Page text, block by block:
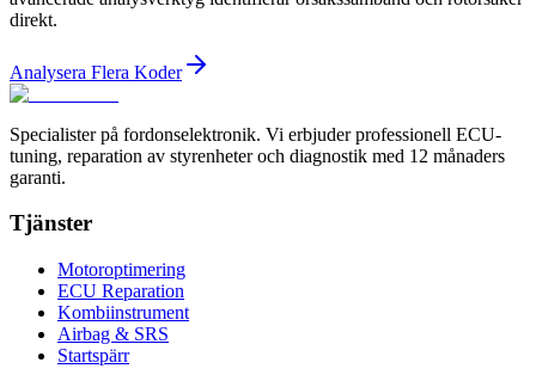
direkt.
Analysera Flera Koder
Specialister på fordonselektronik. Vi erbjuder professionell ECU-
tuning, reparation av styrenheter och diagnostik med 12 månaders
garanti.
Tjänster
Motoroptimering
ECU Reparation
Kombiinstrument
Airbag & SRS
Startspärr